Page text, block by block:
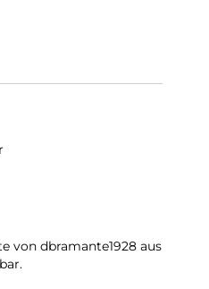
von dbramante1928 aus